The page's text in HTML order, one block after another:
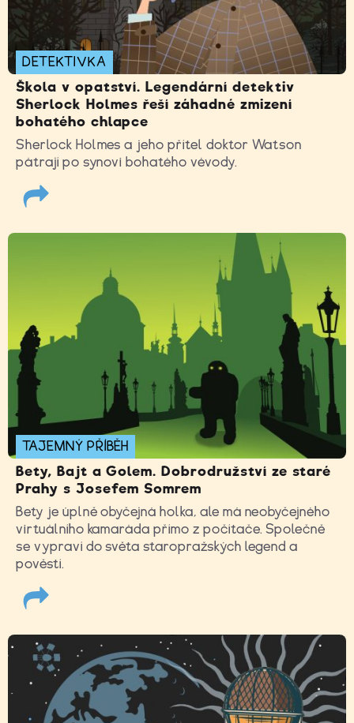
DETEKTIVKA
Škola v opatství. Legendární detektiv
Sherlock Holmes řeší záhadné zmizení
bohatého chlapce
Sherlock Holmes a jeho přítel doktor Watson
pátrají po synovi bohatého vévody.
TAJEMNÝ PŘÍBĚH
Bety, Bajt a Golem. Dobrodružství ze staré
Prahy s Josefem Somrem
Bety je úplně obyčejná holka, ale má neobyčejného
virtuálního kamaráda přímo z počítače. Společně
se vypraví do světa staropražských legend a
pověstí.